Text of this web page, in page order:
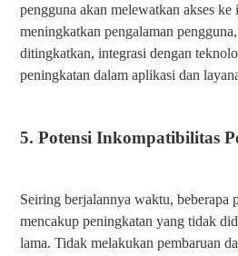
pengguna akan melewatkan akses
meningkatkan pengalaman
ditingkatkan, integrasi dengan
peningkatan dalam aplikasi dan
5. Potensi Inkompatibilitas
Seiring berjalannya waktu, beberapa
mencakup peningkatan yang tidak
lama. Tidak melakukan pembaruan